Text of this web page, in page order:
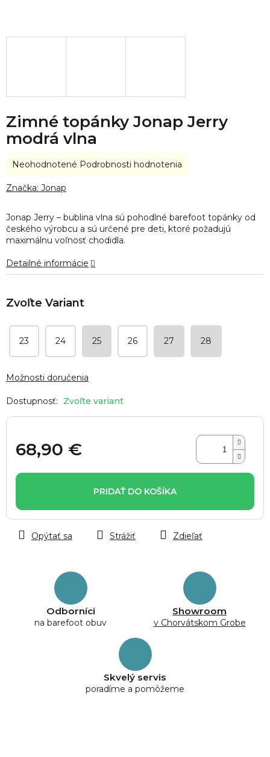
Zimné topánky Jonap Jerry
modrá vlna
Zvoľte variant
23 24 25 26 27 28
Možnosti doručenia
68,90 €
cena:
PRIDAŤ DO KOŠÍKA
Odborníci
na barefoot obuv
Showroom
v Chorvátskom Grobe
Skvelý servis
poradíme a pomôžeme
Jonap Jerry – bublina vlna sú pohodlné barefoot topánky od
českého výrobcu a sú určené pre deti, ktoré požadujú
maximálnu voľnosť chodidla.
Detailné informácie
Opýtať sa Strážiť Zdieľať
Priemerné
produktu
z
5
hviezdičiek.
Neohodnotené Podrobnosti hodnotenia
Značka: Jonap